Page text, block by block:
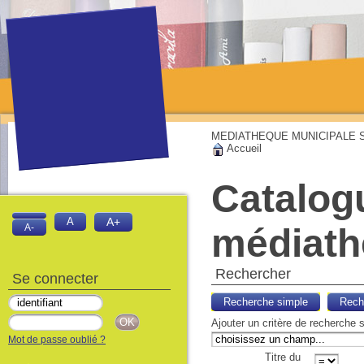
MEDIATHEQUE MUNICIPALE
Accueil
Rechercher
Recherche simple
Ajouter un critère de recherche
Titre du
A- A A+
Se connecter
Mot de passe oublié ?